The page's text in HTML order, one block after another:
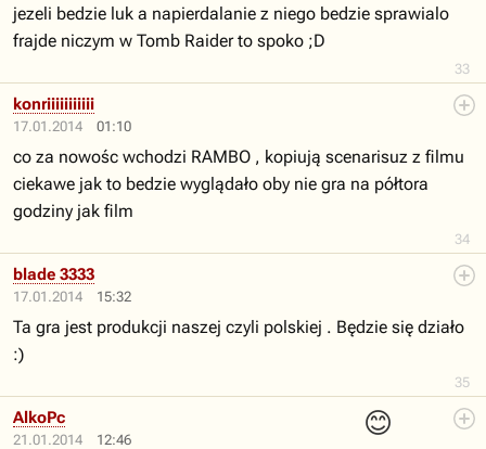
33
jezeli bedzie luk a napierdalanie z niego bedzie sprawialo
frajde niczym w Tomb Raider to spoko ;D
17.01.2014 01:10
34
konriiiiiiiiiii
co za nowośc wchodzi RAMBO , kopiują scenarisuz z filmu
ciekawe jak to bedzie wyglądało oby nie gra na półtora
godziny jak film
17.01.2014 15:32
35
blade 3333
Ta gra jest produkcji naszej czyli polskiej . Będzie się działo
:)
21.01.2014 12:46
😊
AlkoPc